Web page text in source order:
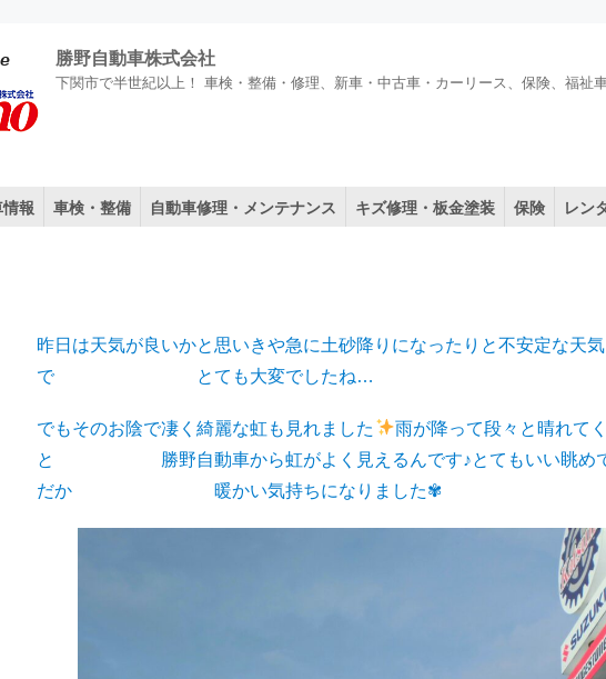
勝野自動車株式会社
下関市で半世紀以上！ 車検・整備・修理、新車・中古車・カーリース、保険、福祉
報 車検・整備 自動車修理・メンテナンス キズ修理・板金塗装 保険 レン
昨日は天気が良いかと思いきや急に土砂降りになったりと不安定な天気
で とても大変でしたね…
でもそのお陰で凄く綺麗な虹も見れました
雨が降って段々と晴れて
と 勝野自動車から虹がよく見えるんです♪とてもいい眺めで
だか 暖かい気持ちになりました✾